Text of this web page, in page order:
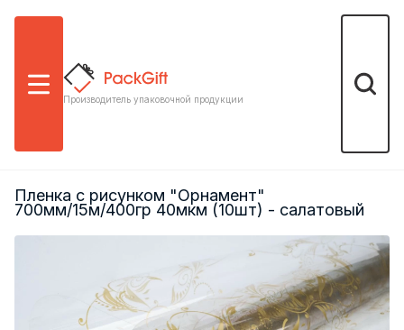
Меню
Производитель упаковочной продукции
Поиск
Пленка с рисунком "Орнамент"
700мм/15м/400гр 40мкм (10шт) - салатовый